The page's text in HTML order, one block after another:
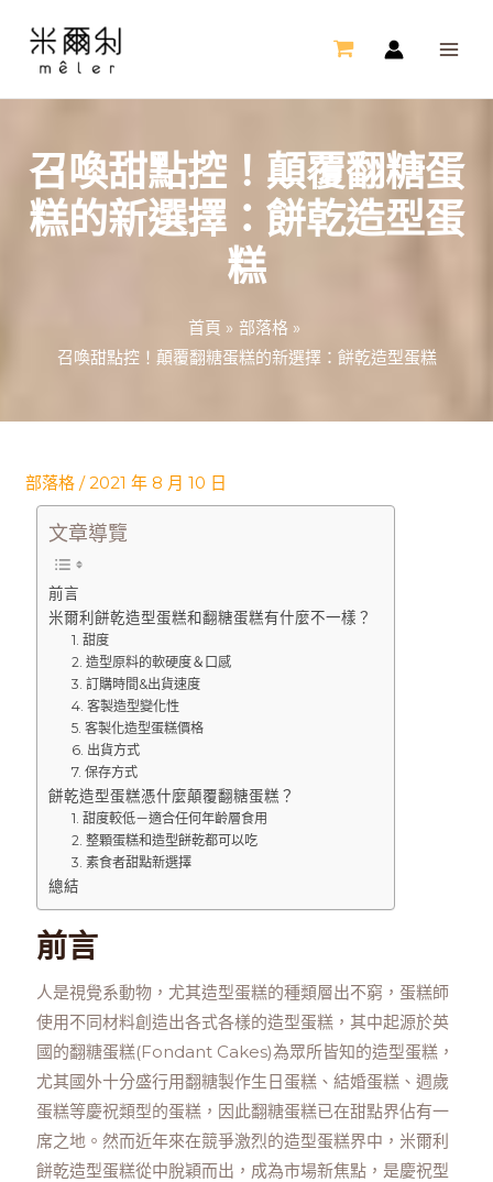
要
召喚甜點控！顛覆翻糖蛋
糕的新選擇：餅乾造型蛋
糕
首頁
部落格
召喚甜點控！顛覆翻糖蛋糕的新選擇：餅乾造型蛋糕
部落格 /2021 年 8 月 10 日
文章導覽
前言
米爾利餅乾造型蛋糕和翻糖蛋糕有什麼不一樣？
1. 甜度
2. 造型原料的軟硬度＆口感
3. 訂購時間&出貨速度
4. 客製造型變化性
5. 客製化造型蛋糕價格
6. 出貨方式
7. 保存方式
餅乾造型蛋糕憑什麼顛覆翻糖蛋糕？
1. 甜度較低－適合任何年齡層食用
2. 整顆蛋糕和造型餅乾都可以吃
3. 素食者甜點新選擇
總結
前言
人是視覺系動物，尤其造型蛋糕的種類層出不窮，蛋糕師
使用不同材料創造出各式各樣的造型蛋糕，其中起源於英
國的翻糖蛋糕(Fondant Cakes)為眾所皆知的造型蛋糕，
尤其國外十分盛行用翻糖製作生日蛋糕、結婚蛋糕、週歲
蛋糕等慶祝類型的蛋糕，因此翻糖蛋糕已在甜點界佔有一
席之地。然而近年來在競爭激烈的造型蛋糕界中，米爾利
餅乾造型蛋糕從中脫穎而出，成為市場新焦點，是慶祝型